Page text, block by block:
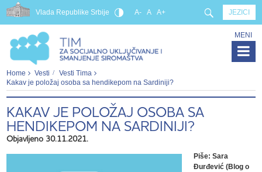
Vlada Republike Srbije JEZICI
A- A A+
MENI
Home Vesti
Vesti Tima
Kakav je položaj osoba sa hendikepom na Sardiniji?
KAKAV JE POLOŽAJ OSOBA SA
HENDIKEPOM NA SARDINIJI?
Objavljeno 30.11.2021.
Piše: Sara
Đurđević (Blog o